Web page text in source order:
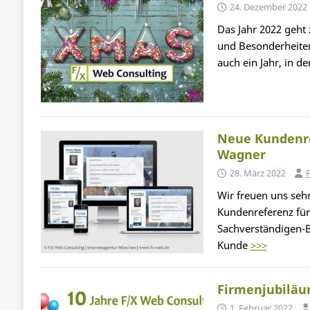
24. Dezember 2022
Das Jahr 2022
und
auch ein Jahr, in
Neue
Wagner
28. März 2022
Wir freuen uns
Kundenreferenz
Kunde >>>